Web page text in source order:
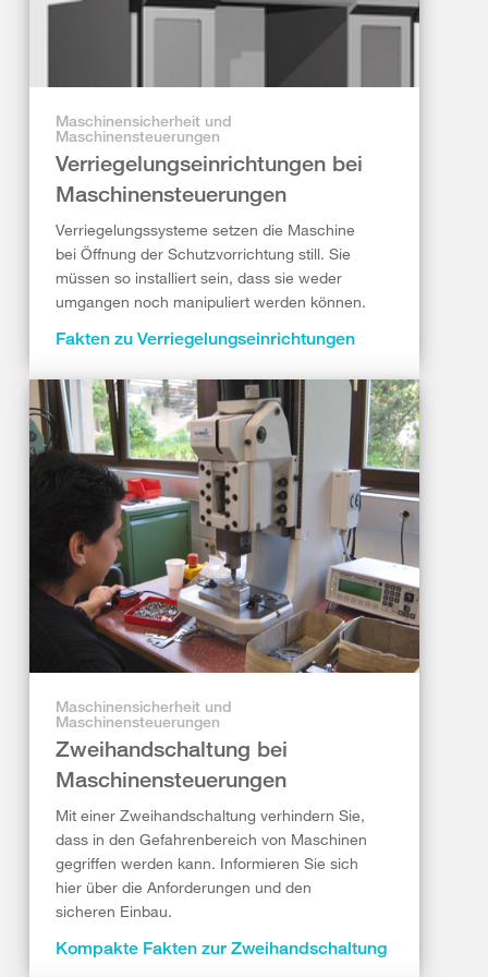
Maschinensicherheit und
Maschinensteuerungen
Verriegelungseinrichtungen bei
Maschinensteuerungen
Verriegelungssysteme setzen die Maschine
bei Öffnung der Schutzvorrichtung still. Sie
müssen so installiert sein, dass sie weder
umgangen noch manipuliert werden können.
Fakten zu Verriegelungseinrichtungen
Maschinensicherheit und
Maschinensteuerungen
Zweihandschaltung bei
Maschinensteuerungen
Mit einer Zweihandschaltung verhindern Sie,
dass in den Gefahrenbereich von Maschinen
gegriffen werden kann. Informieren Sie sich
hier über die Anforderungen und den
sicheren Einbau.
Kompakte Fakten zur Zweihandschaltung